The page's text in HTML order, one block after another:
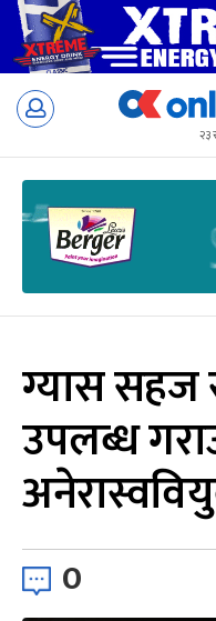
Skip
२३
ग्यास सहज
उपलब्ध
0